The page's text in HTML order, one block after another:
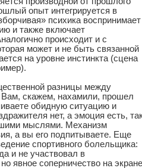
опыт интегрируется в
психика воспринимает
и также включает
происходит и с
может и не быть связанной
на уровне инстинкта (сцена
разницы между
скажем, нахамили, прошел
обидную ситуацию и
нет, а эмоция есть,
мыслями. Механизм
а вы его подпитываете. Еще
спортивного болельщика:
и не участвовал в
явное соперничество на экране